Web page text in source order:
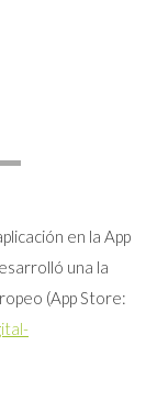
en la App
una la
(App Store: